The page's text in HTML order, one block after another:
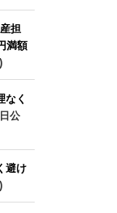
担
満額
なく
公
避け